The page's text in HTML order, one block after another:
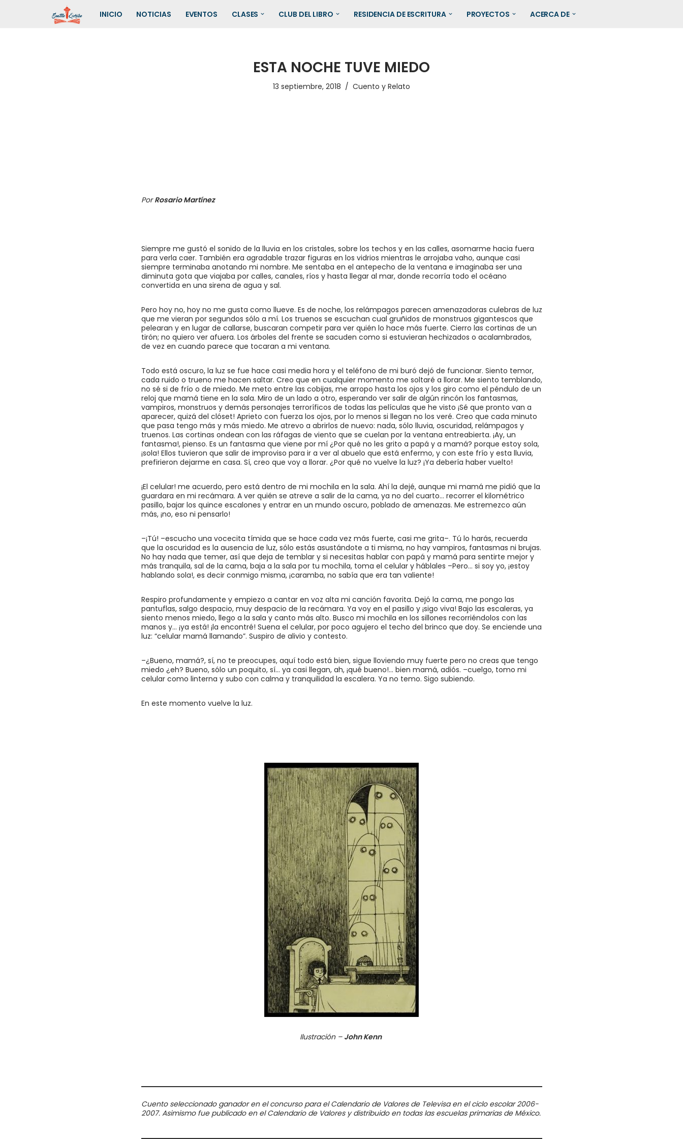
INICIO NOTICIAS EVENTOS CLASES CLUB DEL LIBRO RESIDENCIA DE ESCRITURA PROYECTOS ACERCA DE
ESTA NOCHE TUVE MIEDO
13 septiembre, 2018 Cuento y Relato
PorRosario Martínez
Siempre me gustó el sonido de la lluvia en los cristales, sobre los techos y en las calles, asomarme hacia fuera
para verla caer. También era agradable trazar figuras en los vidrios mientras le arrojaba vaho, aunque casi
siempre terminaba anotando mi nombre. Me sentaba en el antepecho de la ventana e imaginaba ser una
diminuta gota que viajaba por calles, canales, ríos y hasta llegar al mar, donde recorría todo el océano
convertida en una sirena de agua y sal.
Pero hoy no, hoy no me gusta como llueve. Es de noche, los relámpagos parecen amenazadoras culebras de luz
que me vieran por segundos sólo a mí. Los truenos se escuchan cual gruñidos de monstruos gigantescos que
pelearan y en lugar de callarse, buscaran competir para ver quién lo hace más fuerte. Cierro las cortinas de un
tirón; no quiero ver afuera. Los árboles del frente se sacuden como si estuvieran hechizados o acalambrados,
de vez en cuando parece que tocaran a mi ventana.
Todo está oscuro, la luz se fue hace casi media hora y el teléfono de mi buró dejó de funcionar. Siento temor,
cada ruido o trueno me hacen saltar. Creo que en cualquier momento me soltaré a llorar. Me siento temblando,
no sé si de frío o de miedo. Me meto entre las cobijas, me arropo hasta los ojos y los giro como el péndulo de un
reloj que mamá tiene en la sala. Miro de un lado a otro, esperando ver salir de algún rincón los fantasmas,
vampiros, monstruos y demás personajes terroríficos de todas las películas que he visto ¡Sé que pronto van a
aparecer, quizá del clóset! Aprieto con fuerza los ojos, por lo menos si llegan no los veré. Creo que cada minuto
que pasa tengo más y más miedo. Me atrevo a abrirlos de nuevo: nada, sólo lluvia, oscuridad, relámpagos y
truenos. Las cortinas ondean con las ráfagas de viento que se cuelan por la ventana entreabierta. ¡Ay, un
fantasma!, pienso. Es un fantasma que viene por mí ¿Por qué no les grito a papá y a mamá? porque estoy sola,
¡sola! Ellos tuvieron que salir de improviso para ir a ver al abuelo que está enfermo, y con este frío y esta lluvia,
prefirieron dejarme en casa. Sí, creo que voy a llorar. ¿Por qué no vuelve la luz? ¡Ya debería haber vuelto!
¡El celular! me acuerdo, pero está dentro de mi mochila en la sala. Ahí la dejé, aunque mi mamá me pidió que la
guardara en mi recámara. A ver quién se atreve a salir de la cama, ya no del cuarto… recorrer el kilométrico
pasillo, bajar los quince escalones y entrar en un mundo oscuro, poblado de amenazas. Me estremezco aún
más, ¡no, eso ni pensarlo!
–¡Tú! –escucho una vocecita tímida que se hace cada vez más fuerte, casi me grita–. Tú lo harás, recuerda
que la oscuridad es la ausencia de luz, sólo estás asustándote a ti misma, no hay vampiros, fantasmas ni brujas.
No hay nada que temer, así que deja de temblar y si necesitas hablar con papá y mamá para sentirte mejor y
más tranquila, sal de la cama, baja a la sala por tu mochila, toma el celular y háblales –Pero… si soy yo, ¡estoy
hablando sola!, es decir conmigo misma, ¡caramba, no sabía que era tan valiente!
Respiro profundamente y empiezo a cantar en voz alta mi canción favorita. Dejó la cama, me pongo las
pantuflas, salgo despacio, muy despacio de la recámara. Ya voy en el pasillo y ¡sigo viva! Bajo las escaleras, ya
siento menos miedo, llego a la sala y canto más alto. Busco mi mochila en los sillones recorriéndolos con las
manos y… ¡ya está! ¡la encontré! Suena el celular, por poco agujero el techo del brinco que doy. Se enciende una
luz: “celular mamá llamando”. Suspiro de alivio y contesto.
–¿Bueno, mamá?, sí, no te preocupes, aquí todo está bien, sigue lloviendo muy fuerte pero no creas que tengo
miedo ¿eh? Bueno, sólo un poquito, sí… ya casi llegan, ah, ¡qué bueno!… bien mamá, adiós. –cuelgo, tomo mi
celular como linterna y subo con calma y tranquilidad la escalera. Ya no temo. Sigo subiendo.
En este momento vuelve la luz.
Ilustración – John Kenn
Cuento seleccionado ganador en el concurso para el Calendario de Valores de Televisa en el ciclo escolar 2006-
2007. Asimismo fue publicado en el Calendario de Valores y distribuido en todas las escuelas primarias de México.